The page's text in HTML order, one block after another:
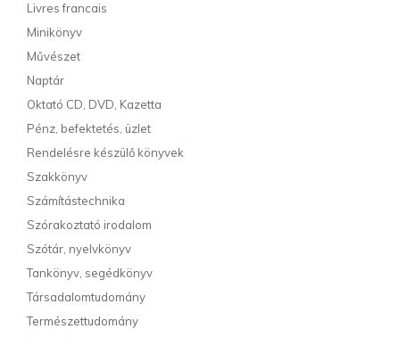
Livres francais
Minikönyv
Művészet
Naptár
Oktató CD, DVD, Kazetta
Pénz, befektetés, üzlet
Rendelésre készülő könyvek
Szakkönyv
Számítástechnika
Szórakoztató irodalom
Szótár, nyelvkönyv
Tankönyv, segédkönyv
Társadalomtudomány
Természettudomány